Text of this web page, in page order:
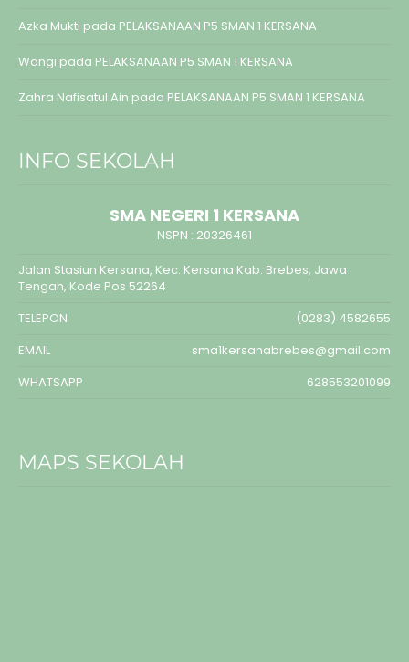
Azka Mukti pada PELAKSANAAN P5 SMAN 1 KERSANA
Wangi pada PELAKSANAAN P5 SMAN 1 KERSANA
Zahra Nafisatul Ain pada PELAKSANAAN P5 SMAN 1 KERSANA
INFO SEKOLAH
SMA NEGERI 1 KERSANA
NSPN : 20326461
Jalan Stasiun Kersana, Kec. Kersana Kab. Brebes, Jawa
Tengah, Kode Pos 52264
TELEPON
(0283) 4582655
EMAIL
sma1kersanabrebes@gmail.com
WHATSAPP
628553201099
MAPS SEKOLAH